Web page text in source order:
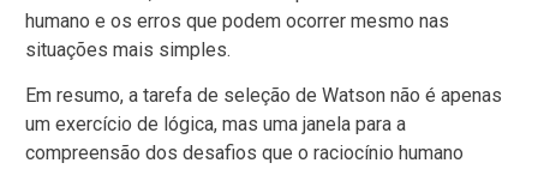
humano e os erros que podem ocorrer mesmo nas
situações mais simples.
Em resumo, a tarefa de seleção de Watson não é apenas
um exercício de lógica, mas uma janela para a
compreensão dos desafios que o raciocínio humano